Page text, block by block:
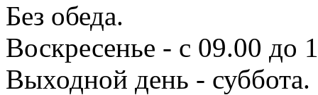
Без обеда.
Воскресенье - с 09.00 до
Выходной день - суббота.